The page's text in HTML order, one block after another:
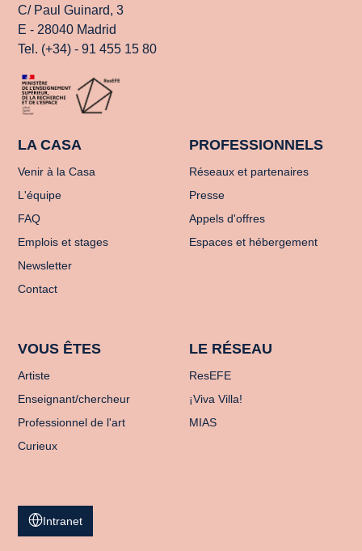
C/ Paul Guinard, 3
E - 28040 Madrid
Tel. (+34) - 91 455 15 80
LA CASA
Venir à la Casa
L'équipe
FAQ
Emplois et stages
Newsletter
Contact
PROFESSIONNELS
Réseaux et partenaires
Presse
Appels d'offres
Espaces et hébergement
VOUS ÊTES
Artiste
Enseignant/chercheur
Professionnel de l'art
Curieux
LE RÉSEAU
ResEFE
¡Viva Villa!
MIAS
Intranet